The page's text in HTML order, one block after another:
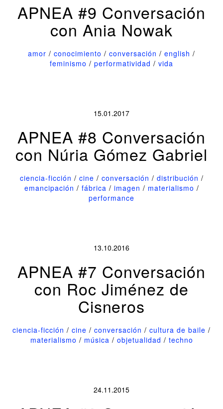
APNEA #9 Conversación
con Ania Nowak
amor / conocimiento / conversación / english /
feminismo / performatividad / vida
15.01.2017
APNEA #8 Conversación
con Núria Gómez Gabriel
ciencia-ficción / cine / conversación / distribución /
emancipación / fábrica / imagen / materialismo /
performance
13.10.2016
APNEA #7 Conversación
con Roc Jiménez de
Cisneros
ciencia-ficción / cine / conversación / cultura de baile /
materialismo / música / objetualidad / techno
24.11.2015